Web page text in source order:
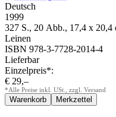
Deutsch
1999
327 S., 20 Abb., 17,4 x 20,4
Leinen
ISBN 978-3-7728-2014-4
Lieferbar
Einzelpreis*:
€ 29,–
*Alle Preise inkl. USt., zzgl. Versand